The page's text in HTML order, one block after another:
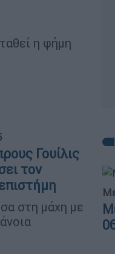
η φήμη
Γουίλις
τον
στη μάχη με